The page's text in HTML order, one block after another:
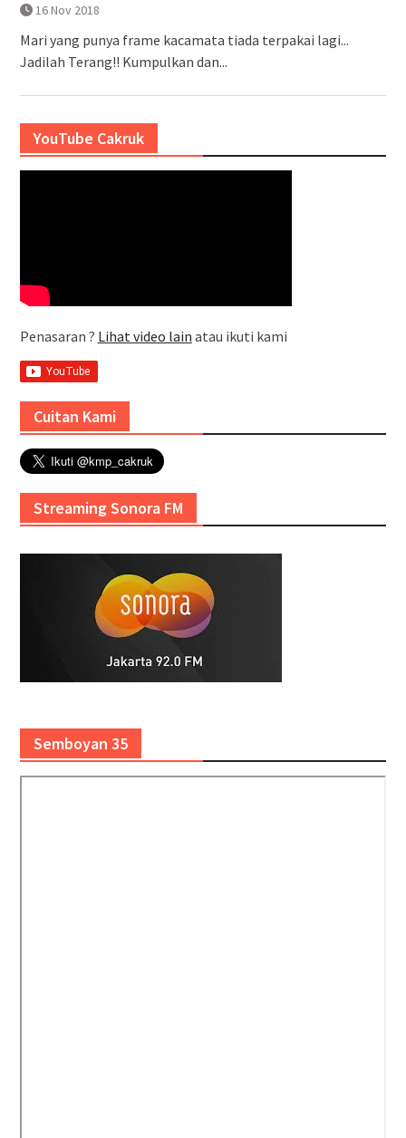
16 Nov 2018
Mari yang punya frame kacamata tiada terpakai lagi...
Jadilah Terang!! Kumpulkan dan...
YouTube Cakruk
Penasaran ? Lihat video lain atau ikuti kami
Cuitan Kami
Streaming Sonora FM
Semboyan 35